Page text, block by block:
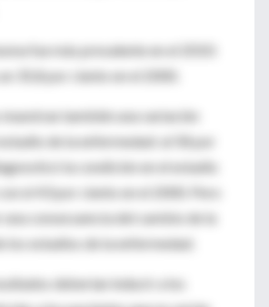
fue más prevalente en el 2010:
35,8 por ciento en el 2000.
muestran también una variación
de la enfermedad: al 58 por
la condición en el estadio
el 43 por ciento en el 2000. Pero
una consecuencia del cambio de la
los estadios de la enfermedad.
deberían inducir a los